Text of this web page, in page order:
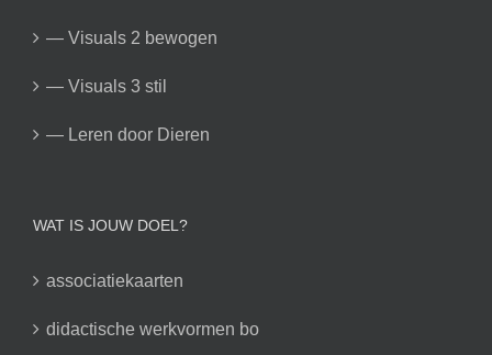
— Visuals 2 bewogen
— Visuals 3 stil
— Leren door Dieren
WAT IS JOUW DOEL?
associatiekaarten
didactische werkvormen bo